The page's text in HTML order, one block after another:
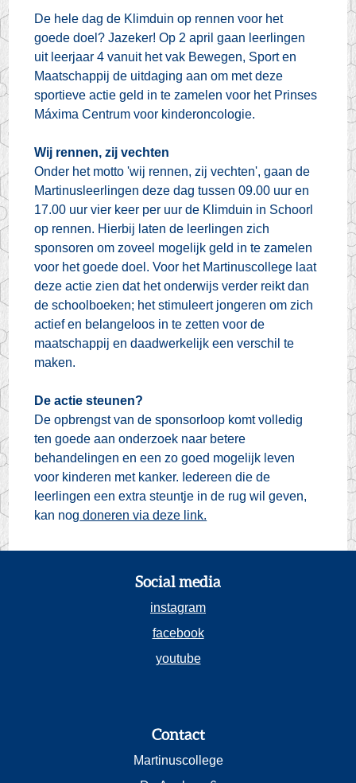
De hele dag de Klimduin op rennen voor het
goede doel? Jazeker! Op 2 april gaan leerlingen
uit leerjaar 4 vanuit het vak Bewegen, Sport en
Maatschappij de uitdaging aan om met deze
sportieve actie geld in te zamelen voor het Prinses
Máxima Centrum voor kinderoncologie.
Wij rennen, zij vechten
Onder het motto 'wij rennen, zij vechten', gaan de
Martinusleerlingen deze dag tussen 09.00 uur en
17.00 uur vier keer per uur de Klimduin in Schoorl
op rennen. Hierbij laten de leerlingen zich
sponsoren om zoveel mogelijk geld in te zamelen
voor het goede doel. Voor het Martinuscollege laat
deze actie zien dat het onderwijs verder reikt dan
de schoolboeken; het stimuleert jongeren om zich
actief en belangeloos in te zetten voor de
maatschappij en daadwerkelijk een verschil te
maken.
De actie steunen?
De opbrengst van de sponsorloop komt volledig
ten goede aan onderzoek naar betere
behandelingen en een zo goed mogelijk leven
voor kinderen met kanker. Iedereen die de
leerlingen een extra steuntje in de rug wil geven,
kan nog doneren via deze link.
Social media
instagram
facebook
youtube
Contact
Martinuscollege